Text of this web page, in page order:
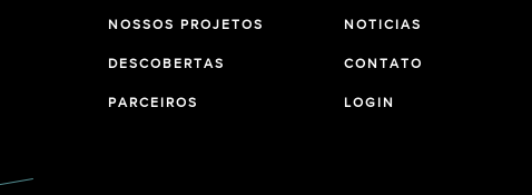
NOSSOS PROJETOS
DESCOBERTAS
PARCEIROS
NOTICIAS
CONTATO
LOGIN